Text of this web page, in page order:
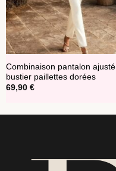
Combinaison pantalon ajusté
bustier paillettes dorées
69,90 €